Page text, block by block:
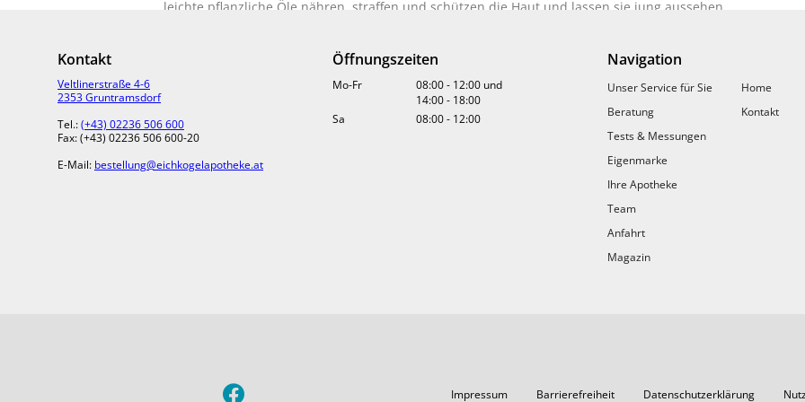
leichte pflanzliche Öle nähren, straffen und schützen die Haut und lassen sie jung aussehen.
​Ein- oder zweimal pro Woche vor, nach oder während dem Duschen anwenden. Mit sanften, kreisenden
aufmassieren. Anschließend mit lauwarmem Wasser abspülen.
INHALTSSTOFFE
INGREDIENTS: AQUA, MICROCRYSTALLINE CELLULOSE, OLUS OIL, GLYCERIN, HEXYLDECANOL, HEXYLDECYL
STEARETH-2, STEARETH-21, LAURYL GLUCOSIDE, POLYACRYLAMIDE, CETEARYL ALCOHOL, ALLANTOIN,
ACID, ASCORBYL PALMITATE, SORBITOL, CAPRYLYL GLYCOL, CITRIC ACID, TOCOPHEROL, DISODIUM EDTA,
ISOPARAFFIN, LAURETH-7, PARFUM, PEG-8, PHENOXYETHANOL, PROPYLENE GLYCOL, SODIUM
Gluten < 0,0005% (5ppm)
Kontakt
Veltlinerstraße 4-6
2353 Gruntramsdorf
Tel.:(+43) 02236 506 600
Fax: (+43) 02236 506 600-20
E-Mail: bestellung@eichkogelapotheke.at
Öffnungszeiten
Mo-Fr 08:00- 12:00 und
14:00- 18:00
Sa
08:00- 12:00
Navigation
Unser Service für Sie
Beratung
Tests & Messungen
Eigenmarke
Ihre Apotheke
Team
Anfahrt
Magazin
Home
Kontakt
Impressum Barrierefreiheit Datenschutzerklärung